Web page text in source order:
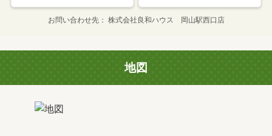
お問い合わせ先 株式会社良和ハウス 岡山駅西口店
地図